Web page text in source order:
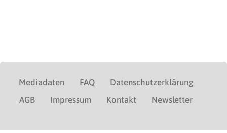
Mediadaten FAQ
Datenschutzerklärung
AGB
Impressum Kontakt Newsletter